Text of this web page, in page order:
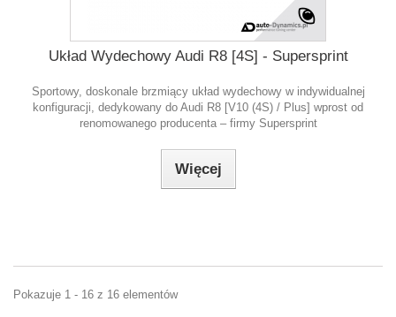
Układ Wydechowy Audi R8 [4S] - Supersprint
Sportowy, doskonale brzmiący układ wydechowy w indywidualnej
konfiguracji, dedykowany do Audi R8 [V10 (4S) / Plus] wprost od
renomowanego producenta – firmy Supersprint
Więcej
Pokazuje 1 - 16 z 16 elementów